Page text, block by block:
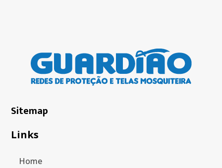
Sitemap
Links
Home